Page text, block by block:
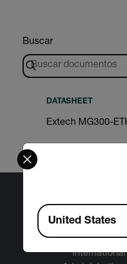
Buscar
DATASHEET
Extech MG300-
The
International
Select your preferred
Available Locations
United States